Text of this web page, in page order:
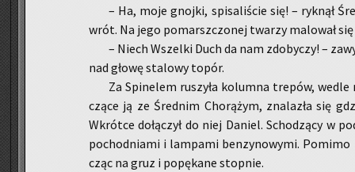
– Ha, moje gnoj­ki, spi­sa­li­ście się! – ryk­nął
wrót. Na jego po­marsz­czo­nej twa­rzy ma­lo­wał
– Niech Wszel­ki Duch da nam zdo­by­czy! –
nad głowę sta­lo­wy topór.
Za Spi­ne­lem ru­szy­ła ko­lum­na tre­pów,
czą­ce ją ze Śred­nim Cho­rą­żym, zna­la­zła się
Wkrót­ce do­łą­czył do niej Da­niel. Scho­dzą­cy w
po­chod­nia­mi i lam­pa­mi ben­zy­no­wy­mi.
cząc na gruz i po­pę­ka­ne stop­nie.